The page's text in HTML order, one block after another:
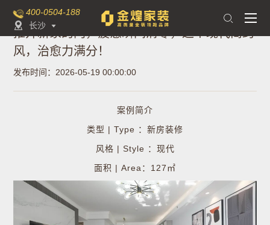
400-0504-188
长沙 

推开新家的门，疲惫瞬间清零，这个现代简约
风，治愈力满分！
发布时间：2026-05-19 00:00:00
案例简介
类型 | Type ：新房装修
风格 | Style ：现代
面积 | Area：127㎡